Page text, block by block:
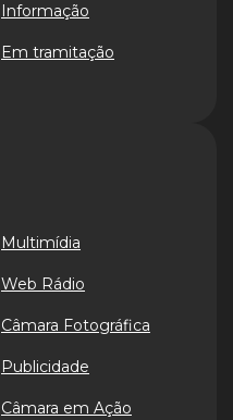
Informação
Em tramitação
Multimídia
Web Rádio
Câmara Fotográfica
Publicidade
Câmara em Ação